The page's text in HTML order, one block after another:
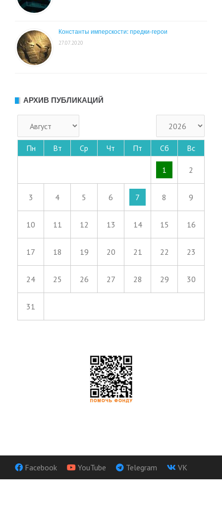
Константы имперскости: предки-герои
27.07.2020
АРХИВ ПУБЛИКАЦИЙ
Пн Вт Ср Чт Пт Сб Вс
1 2
3 4 5 6 7 8 9
10 11 12 13 14 15 16
17 18 19 20 21 22 23
24 25 26 27 28 29 30
31
Facebook YouTube Telegram VK